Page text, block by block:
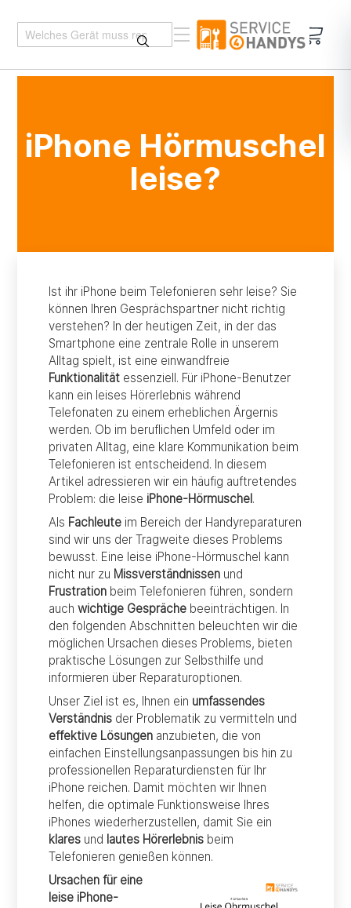
iPhone Hörmuschel
leise?
Ist ihr iPhone beim Telefonieren sehr leise? Sie
können Ihren Gesprächspartner nicht richtig
verstehen? In der heutigen Zeit, in der das
Smartphone eine zentrale Rolle in unserem
Alltag spielt, ist eine einwandfreie
Funktionalität essenziell. Für iPhone-Benutzer
kann ein leises Hörerlebnis während
Telefonaten zu einem erheblichen Ärgernis
werden. Ob im beruflichen Umfeld oder im
privaten Alltag, eine klare Kommunikation beim
Telefonieren ist entscheidend. In diesem
Artikel adressieren wir ein häufig auftretendes
Problem: die leise iPhone-Hörmuschel.
Als Fachleute im Bereich der Handyreparaturen
sind wir uns der Tragweite dieses Problems
bewusst. Eine leise iPhone-Hörmuschel kann
nicht nur zu Missverständnissen und
Frustration beim Telefonieren führen, sondern
auchwichtige Gespräche beeinträchtigen. In
den folgenden Abschnitten beleuchten wir die
möglichen Ursachen dieses Problems, bieten
praktische Lösungen zur Selbsthilfe und
informieren über Reparaturoptionen.
Unser Ziel ist es, Ihnen ein umfassendes
Verständnis der Problematik zu vermitteln und
effektive Lösungen anzubieten, die von
einfachen Einstellungsanpassungen bis hin zu
professionellen Reparaturdiensten für Ihr
iPhone reichen. Damit möchten wir Ihnen
helfen, die optimale Funktionsweise Ihres
iPhones wiederherzustellen, damit Sie ein
klares und lautes Hörerlebnis beim
Telefonieren genießen können.
Ursachen für eine
leise iPhone-